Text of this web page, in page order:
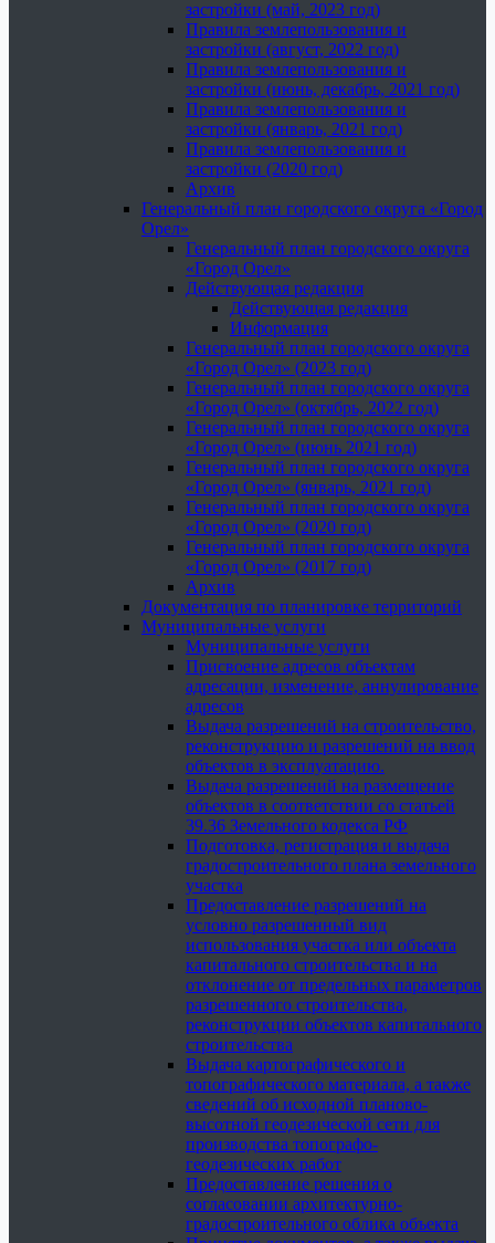
застройки (май, 2023 год)
Правила землепользования и
застройки (август, 2022 год)
Правила землепользования и
застройки (июнь, декабрь, 2021 год)
Правила землепользования и
застройки (январь, 2021 год)
Правила землепользования и
застройки (2020 год)
Архив
Генеральный план городского округа «Город
Орел»
Генеральный план городского округа
«Город Орел»
Действующая редакция
Действующая редакция
Информация
Генеральный план городского округа
«Город Орел» (2023 год)
Генеральный план городского округа
«Город Орел» (октябрь, 2022 год)
Генеральный план городского округа
«Город Орел» (июнь 2021 год)
Генеральный план городского округа
«Город Орел» (январь, 2021 год)
Генеральный план городского округа
«Город Орел» (2020 год)
Генеральный план городского округа
«Город Орел» (2017 год)
Архив
Документация по планировке территорий
Муниципальные услуги
Муниципальные услуги
Присвоение адресов объектам
адресации, изменение, аннулирование
адресов
Выдача разрешений на строительство,
реконструкцию и разрешений на ввод
объектов в эксплуатацию.
Выдача разрешений на размещение
объектов в соответствии со статьей
39.36 Земельного кодекса РФ
Подготовка, регистрация и выдача
градостроительного плана земельного
участка
Предоставление разрешений на
условно разрешенный вид
использования участка или объекта
капитального строительства и на
отклонение от предельных параметров
разрешенного строительства,
реконструкции объектов капитального
строительства
Выдача картографического и
топографического материала, а также
сведений об исходной планово-
высотной геодезической сети для
производства топографо-
геодезических работ
Предоставление решения о
согласовании архитектурно-
градостроительного облика объекта